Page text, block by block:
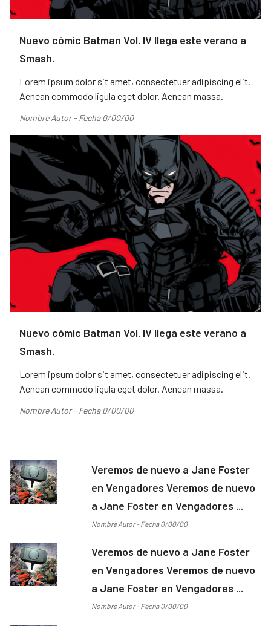
Nuevo cómic Batman Vol. IV llega este verano a
Smash.
Lorem ipsum dolor sit amet, consectetuer adipiscing elit.
Aenean commodo ligula eget dolor. Aenean massa.
Nombre Autor - Fecha 0/00/00
Nuevo cómic Batman Vol. IV llega este verano a
Smash.
Lorem ipsum dolor sit amet, consectetuer adipiscing elit.
Aenean commodo ligula eget dolor. Aenean massa.
Nombre Autor - Fecha 0/00/00
Veremos de nuevo a Jane Foster
en Vengadores Veremos de nuevo
a Jane Foster en Vengadores ...
Nombre Autor - Fecha 0/00/00
Veremos de nuevo a Jane Foster
en Vengadores Veremos de nuevo
a Jane Foster en Vengadores ...
Nombre Autor - Fecha 0/00/00